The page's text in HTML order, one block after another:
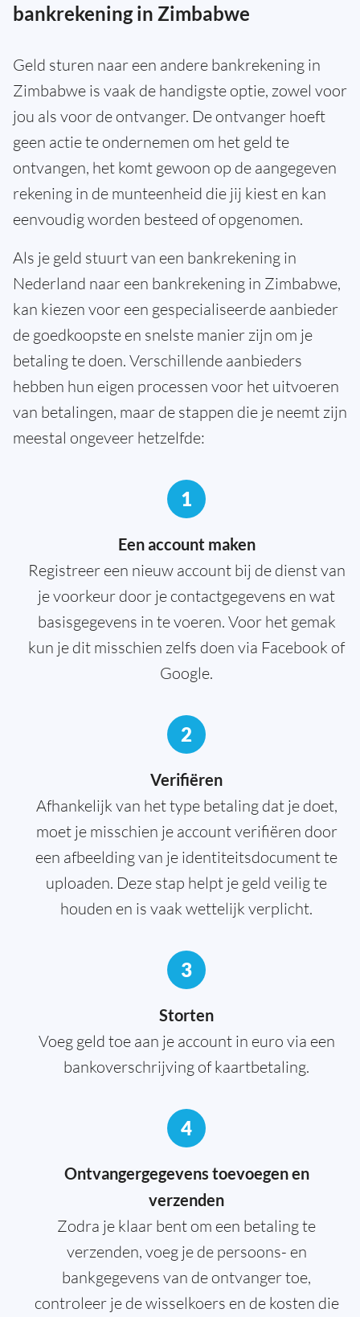
bankrekening in Zimbabwe
Geld sturen naar een andere bankrekening in
Zimbabwe is vaak de handigste optie, zowel voor
jou als voor de ontvanger. De ontvanger hoeft
geen actie te ondernemen om het geld te
ontvangen, het komt gewoon op de aangegeven
rekening in de munteenheid die jij kiest en kan
eenvoudig worden besteed of opgenomen.
Als je geld stuurt van een bankrekening in
Nederland naar een bankrekening in Zimbabwe,
kan kiezen voor een gespecialiseerde aanbieder
de goedkoopste en snelste manier zijn om je
betaling te doen. Verschillende aanbieders
hebben hun eigen processen voor het uitvoeren
van betalingen, maar de stappen die je neemt zijn
meestal ongeveer hetzelfde:
1
Een account maken
Registreer een nieuw account bij de dienst van
je voorkeur door je contactgegevens en wat
basisgegevens in te voeren. Voor het gemak
kun je dit misschien zelfs doen via Facebook of
Google.
2
Verifiëren
Afhankelijk van het type betaling dat je doet,
moet je misschien je account verifiëren door
een afbeelding van je identiteitsdocument te
uploaden. Deze stap helpt je geld veilig te
houden en is vaak wettelijk verplicht.
3
Storten
Voeg geld toe aan je account in euro via een
bankoverschrijving of kaartbetaling.
4
Ontvangergegevens toevoegen en
verzenden
Zodra je klaar bent om een betaling te
verzenden, voeg je de persoons- en
bankgegevens van de ontvanger toe,
controleer je de wisselkoers en de kosten die